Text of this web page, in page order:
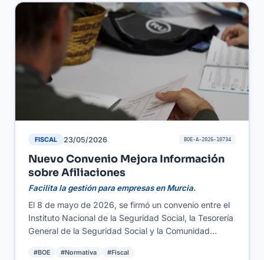
del sector cultural, esta iniciativa abre la puerta a una
mayor formación especializada, lo que puede
traducirse en un aumento de la calidad de los
servicios ofrecidos y en nuevas oportunidades de
FISCAL 23/05/2026 BOE-A-2026-10734
Nuevo Convenio Mejora Información
sobre Afiliaciones
Facilita la gestión para empresas en Murcia.
El 8 de mayo de 2026, se firmó un convenio entre el
Instituto Nacional de la Seguridad Social, la Tesorería
General de la Seguridad Social y la Comunidad
sobre afiliación. Este paso tiene como objetivo
#BOE #Normativa #Fiscal